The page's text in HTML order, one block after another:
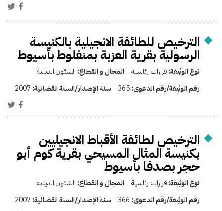
الترخيص للطائفة الانجيلية بالكنيسة
الرسولية بقرية العزبة بمنفلوط بأسيوط
نوع الوثيقة: قرارات رئاسية المجال و القطاع: الشئون الدينية
رقم الوثيقة/رقم الدعوى:365 سنة الإصدار/السنة القضائية:2007
الترخيص لطائفة الأقباط الانجيليين
بكنيسة المثال المسيحي بقرية كوم أبو
حجر بصدفا بأسيوط
نوع الوثيقة: قرارات رئاسية المجال و القطاع: الشئون الدينية
رقم الوثيقة/رقم الدعوى: 366 سنة الإصدار/السنة القضائية:2007